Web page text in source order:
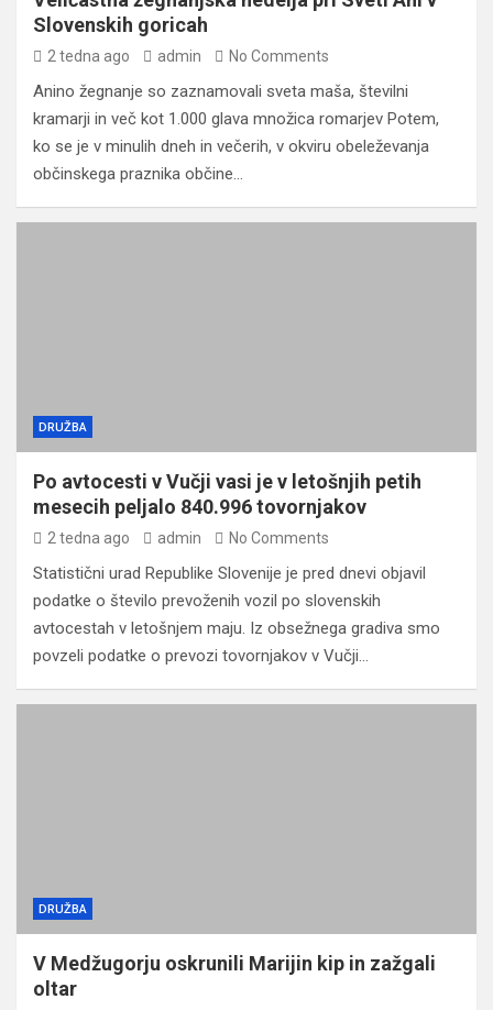
Slovenskih goricah
2 tedna ago admin No Comments
Anino žegnanje so zaznamovali sveta maša, številni
kramarji in več kot 1.000 glava množica romarjev Potem,
ko se je v minulih dneh in večerih, v okviru obeleževanja
občinskega praznika občine…
DRUŽBA
Po avtocesti v Vučji vasi je v letošnjih petih
mesecih peljalo 840.996 tovornjakov
2 tedna ago admin No Comments
Statistični urad Republike Slovenije je pred dnevi objavil
podatke o število prevoženih vozil po slovenskih
avtocestah v letošnjem maju. Iz obsežnega gradiva smo
povzeli podatke o prevozi tovornjakov v Vučji…
DRUŽBA
V Medžugorju oskrunili Marijin kip in zažgali
oltar